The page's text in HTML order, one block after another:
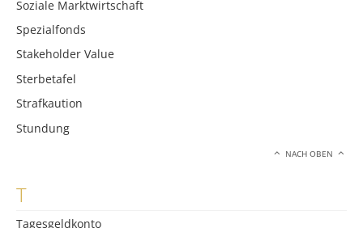
Soziale Marktwirtschaft
Spezialfonds
Stakeholder Value
Sterbetafel
Strafkaution
Stundung
NACH OBEN
T
Tagesgeldkonto